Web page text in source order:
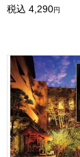
税込 4,290円
選べる体験ギ